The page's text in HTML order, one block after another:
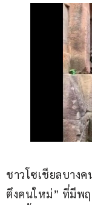
ชาวโซเชียลบาง
ตึงคนใหม่” ที่มีพฤ